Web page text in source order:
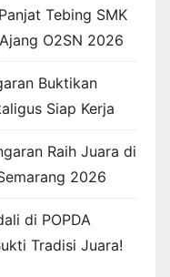
Tebing SMK
O2SN 2026
Buktikan
Siap Kerja
Raih Juara di
2026
di POPDA
Tradisi Juara!